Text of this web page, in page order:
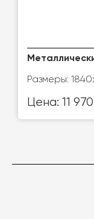
Размеры:
Цена: 11